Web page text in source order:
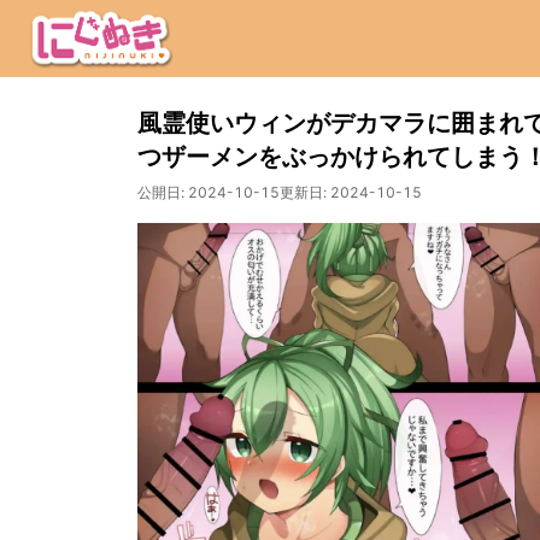
風霊使いウィンがデカマラに囲まれ
つザーメンをぶっかけられてしまう
公開日: 2024-10-15更新日: 2024-10-15